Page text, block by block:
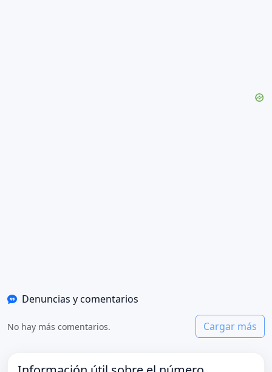
Denuncias y comentarios
No hay más comentarios. Cargar más